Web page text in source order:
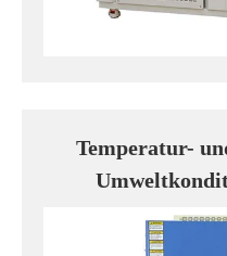
Temperatur-